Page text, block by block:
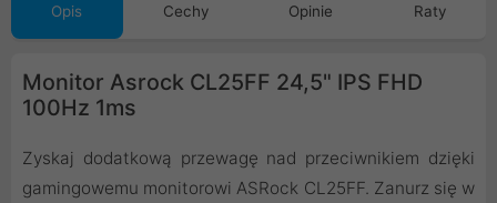
Opis Cechy Opinie Raty
Monitor Asrock CL25FF 24,5" IPS FHD
100Hz 1ms
Zyskaj dodatkową przewagę nad przeciwnikiem dzięki
gamingowemu monitorowi ASRock CL25FF. Zanurz się w